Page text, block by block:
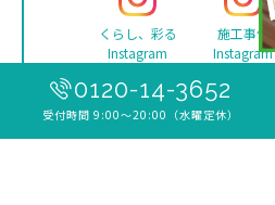
0120-14-3652
受付時間 9:00〜20:00（水曜定休）
くらし、彩る
Instagram
施工事例
Instagram
YouTube TikTok